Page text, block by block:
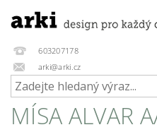
603207178
arki@arki.cz
MÍSA ALVAR